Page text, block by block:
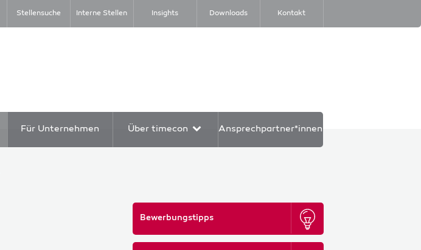
Stellensuche Interne Stellen Insights Downloads Kontakt
Für Unternehmen Über timecon Ansprechpartner*innen
Bewerbungstipps